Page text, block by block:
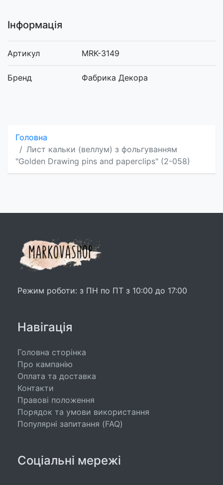
Інформація
Артикул MRK-3149
Бренд Фабрика Декора
Головна
Лист кальки (веллум) з фольгуванням
"Golden Drawing pins and paperclips" (2-058)
Режим роботи: з ПН по ПТ з 10:00 до 17:00
Навігація
Головна сторінка
Про кампанію
Оплата та доставка
Контакти
Правові положення
Порядок та умови використання
Популярні запитання (FAQ)
Соціальні мережі